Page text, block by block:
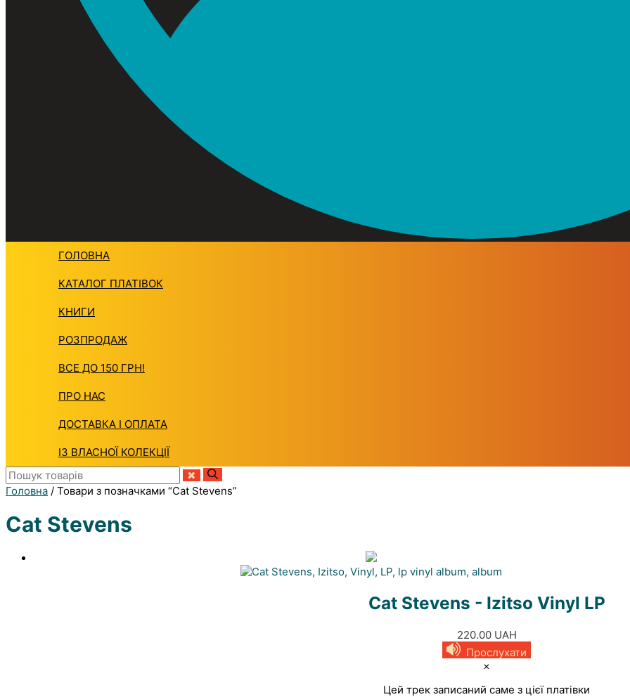
ГОЛОВНА
КАТАЛОГ ПЛАТIВОК
КНИГИ
РОЗПРОДАЖ
ВСЕ ДО 150 ГРН!
ПРО НАС
ДОСТАВКА І ОПЛАТА
ІЗ ВЛАСНОЇ КОЛЕКЦІЇ
Головна / Товари з позначками “Cat Stevens”
Cat Stevens
Cat Stevens - Izitso Vinyl LP
220.00 UAH
Прослухати
×
Цей трек записаний саме з цієї платівки